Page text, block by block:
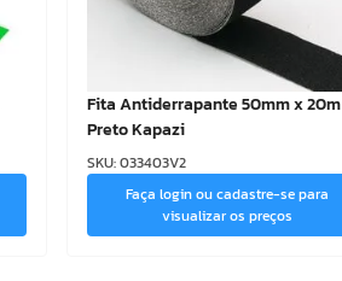
Fita Antiderrapante 50mm x 20m
Preto Kapazi
SKU:033403V2
Faça login ou cadastre-se para
visualizar os preços